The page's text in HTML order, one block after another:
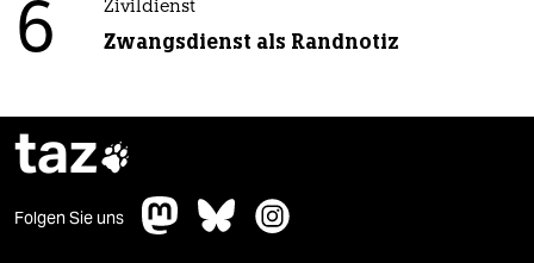
6 Zivildienst
Zwangsdienst als Randnotiz
taz
Folgen Sie uns